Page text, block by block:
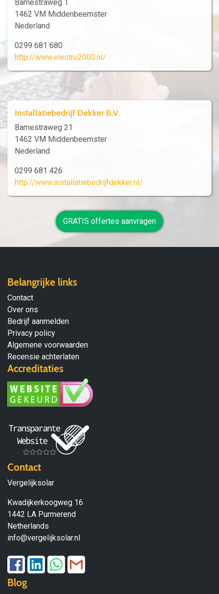
Bamestraweg 1
1462 VM Middenbeemster
Nederland
0299 681 680
http://www.electro2000.nl/
Installatiebedrijf Dekker B.V.
Bamestraweg 21
1462 VM Middenbeemster
Nederland
0299 681 426
http://www.installatiebedrijfdekker.nl/
GRATIS offertes aanvragen
Belangrijke links
Contact
Over ons
Bedrijf aanmelden
Privacy policy
Algemene voorwaarden
Recensie achterlaten
Accreditaties
Contact
Vergelijksolar
Kwadijkerkoogweg 16
1442 LA Purmerend
Netherlands
info@vergelijksolar.nl
Blog